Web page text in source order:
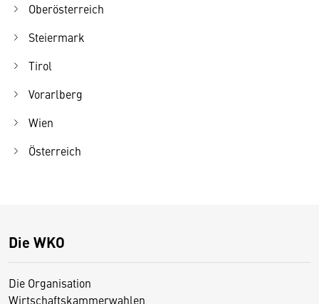
Oberösterreich
Steiermark
Tirol
Vorarlberg
Wien
Österreich
Die WKO
Die Organisation
Wirtschaftskammerwahlen